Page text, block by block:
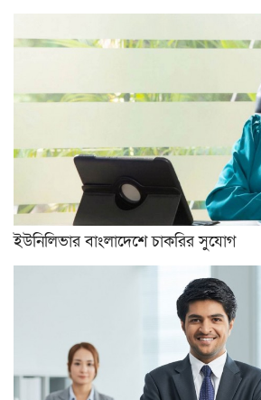
ইউনিলিভার বাংলাদেশে চাকরির সুযোগ